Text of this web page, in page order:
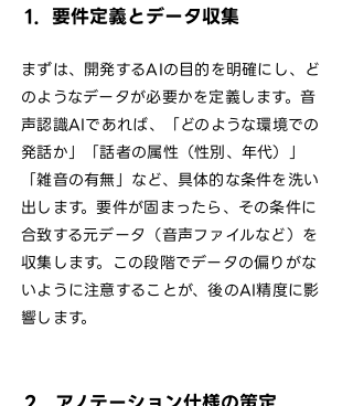
1．要件定義とデータ収集
まずは、開発するAIの目的を明確にし、ど
のようなデータが必要かを定義します。音
声認識AIであれば、「どのような環境での
発話か」「話者の属性（性別、年代）」
「雑音の有無」など、具体的な条件を洗い
出します。要件が固まったら、その条件に
合致する元データ（音声ファイルなど）を
収集します。この段階でデータの偏りがな
いように注意することが、後のAI精度に影
響します。